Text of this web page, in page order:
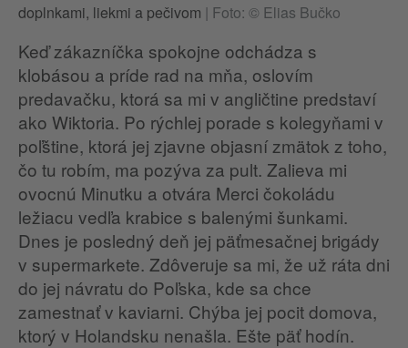
doplnkami, liekmi a pečivom | Foto: © Elias Bučko
Keď zákazníčka spokojne odchádza s
klobásou a príde rad na mňa, oslovím
predavačku, ktorá sa mi v angličtine predstaví
ako Wiktoria. Po rýchlej porade s kolegyňami v
poľštine, ktorá jej zjavne objasní zmätok z toho,
čo tu robím, ma pozýva za pult. Zalieva mi
ovocnú Minutku a otvára Merci čokoládu
ležiacu vedľa krabice s balenými šunkami.
Dnes je posledný deň jej päťmesačnej brigády
v supermarkete. Zdôveruje sa mi, že už ráta dni
do jej návratu do Poľska, kde sa chce
zamestnať v kaviarni. Chýba jej pocit domova,
ktorý v Holandsku nenašla. Ešte päť hodín.